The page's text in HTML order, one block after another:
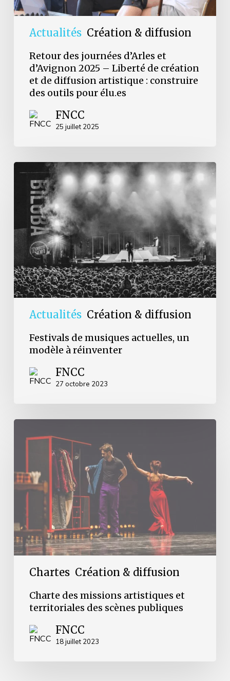
Actualités Création & diffusion
diffusion
artistique
construire
outils
élu.es
Retour des journées d’Arles et
d’Avignon 2025 – Liberté de création
et de diffusion artistique : construire
des outils pour élu.es
FNCC
25 juillet 2025
Actualités Création & diffusion
Festivals
de
musiques
actuelles,
modèle
à
réinventer
Festivals de musiques actuelles, un
modèle à réinventer
FNCC
27 octobre 2023
Chartes Création & diffusion
Charte
artistiques
territoriales
des
scènes
publiques
Charte des missions artistiques et
territoriales des scènes publiques
FNCC
18 juillet 2023